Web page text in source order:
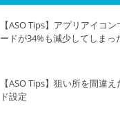
【ASO Tips】アプリアイコ
ードが34%も減少してしまっ
【ASO Tips】狙い所を間違
ド設定